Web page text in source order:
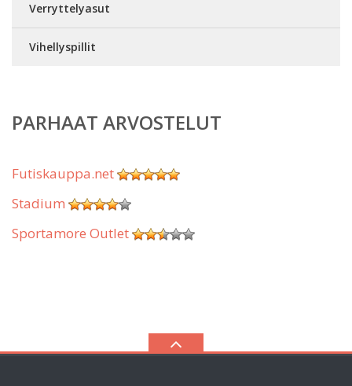
Verryttelyasut
Vihellyspillit
PARHAAT ARVOSTELUT
Futiskauppa.net
Stadium
Sportamore Outlet